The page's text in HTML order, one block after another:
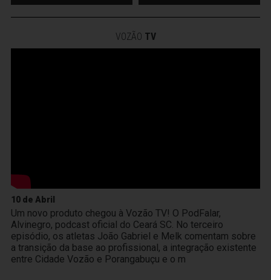
VOZÃO TV
10 de Abril
Um novo produto chegou à Vozão TV! O PodFalar,
Alvinegro, podcast oficial do Ceará SC. No terceiro
episódio, os atletas João Gabriel e Melk comentam sobre
a transição da base ao profissional, a integração existente
entre Cidade Vozão e Porangabuçu e o m